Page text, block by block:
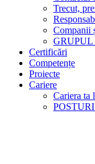
Trecut,
Companii
GRUPUL
Certificări
Competențe
Proiecte
Cariere
Cariera ta